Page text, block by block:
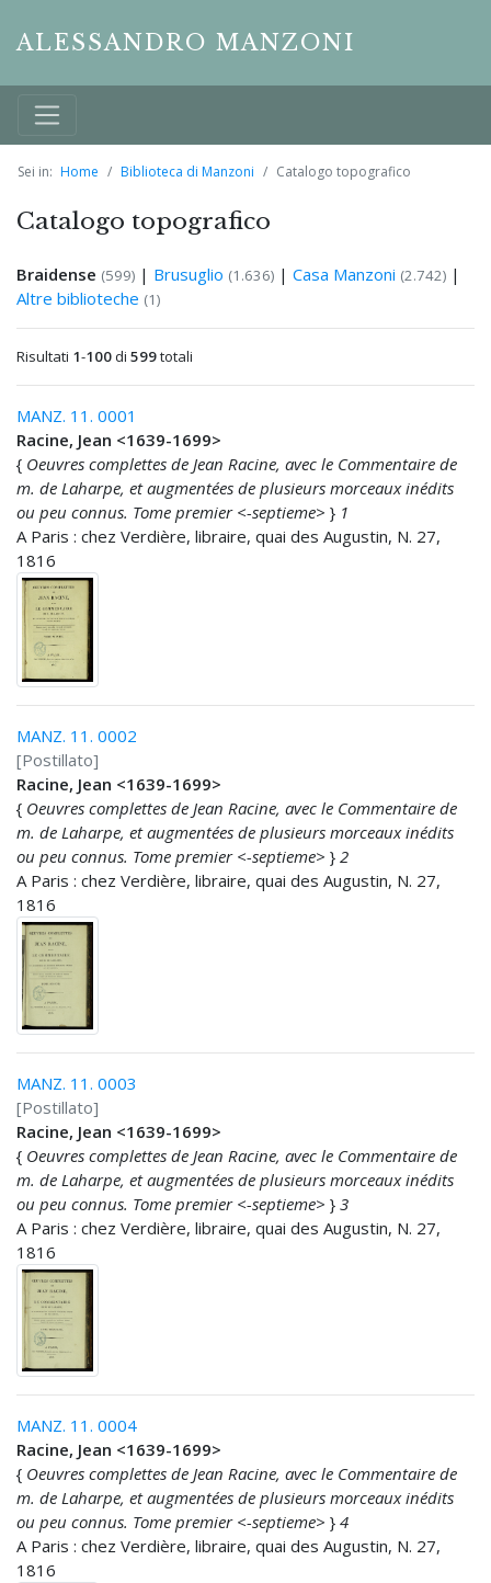
ALESSANDRO MANZONI
Sei in: Home Biblioteca di Manzoni Catalogo topografico
Catalogo topografico
Braidense (599) | Brusuglio (1.636) | Casa Manzoni (2.742) |
Altre biblioteche (1)
Risultati 1-100di 599totali
MANZ. 11. 0001
Racine, Jean <1639-1699>
{ Oeuvres complettes de Jean Racine, avec le Commentaire de
m. de Laharpe, et augmentées de plusieurs morceaux inédits
ou peu connus. Tome premier <-septieme> } 1
A Paris : chez Verdière, libraire, quai des Augustin, N. 27,
1816
MANZ. 11. 0002
[Postillato]
Racine, Jean <1639-1699>
{ Oeuvres complettes de Jean Racine, avec le Commentaire de
m. de Laharpe, et augmentées de plusieurs morceaux inédits
ou peu connus. Tome premier <-septieme> } 2
A Paris : chez Verdière, libraire, quai des Augustin, N. 27,
1816
MANZ. 11. 0003
[Postillato]
Racine, Jean <1639-1699>
{ Oeuvres complettes de Jean Racine, avec le Commentaire de
m. de Laharpe, et augmentées de plusieurs morceaux inédits
ou peu connus. Tome premier <-septieme> } 3
A Paris : chez Verdière, libraire, quai des Augustin, N. 27,
1816
MANZ. 11. 0004
Racine, Jean <1639-1699>
{ Oeuvres complettes de Jean Racine, avec le Commentaire de
m. de Laharpe, et augmentées de plusieurs morceaux inédits
ou peu connus. Tome premier <-septieme> } 4
A Paris : chez Verdière, libraire, quai des Augustin, N. 27,
1816